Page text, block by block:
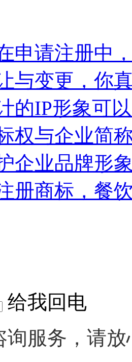
申请注册中
与变更，你
的IP形象可
权与企业简
企业品牌形
册商标，餐
给我回电
询服务，请放